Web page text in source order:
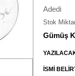
Adedi
Stok
Gümüş
İSMİ